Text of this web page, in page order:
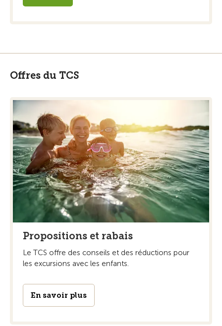
Offres du TCS
Propositions et rabais
Le TCS offre des conseils et des réductions pour
les excursions avec les enfants.
En savoir plus